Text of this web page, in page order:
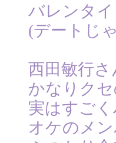
バレンタ
(デートじ
西田敏行さ
かなりク
実はすご
オケのメ